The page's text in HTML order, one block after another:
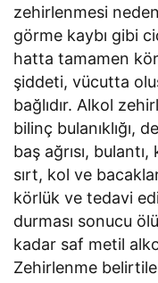
zehirlenmesi
görme kaybı gibi
hatta tamamen
şiddeti, vücutta
bağlıdır. Alkol
bilinç bulanıklığı,
baş ağrısı,
sırt, kol ve
körlük ve tedavi
durması sonucu
kadar saf metil
Zehirlenme